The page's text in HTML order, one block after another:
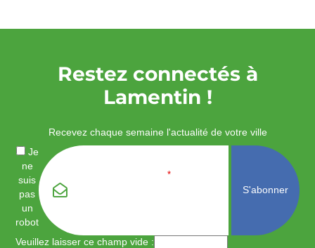
Restez connectés à
Lamentin !
Recevez chaque semaine l'actualité de votre ville
Je
ne
suis
pas
un
robot
*
Veuillez laisser ce champ vide :